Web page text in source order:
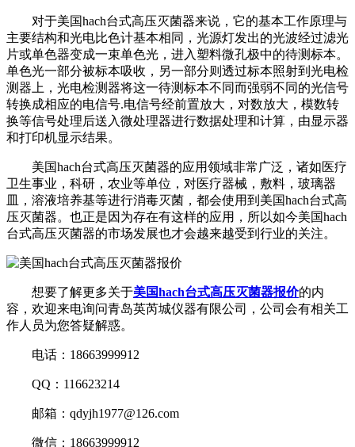
对于美国hach台式高压灭菌器来说，它的基本工作原理与
主要结构和光电比色计基本相同，光源灯发出的光波经过滤光
片或单色器变成一束单色光，进入塑料微孔极中的待测标本。
单色光一部分被标本吸收，另一部分则透过标本照射到光电检
测器上，光电检测器将这一待测标本不同而强弱不同的光信号
转换成相应的电信号.电信号经前置放大，对数放大，模数转
换等信号处理后送入微处理器进行数据处理和计算，由显示器
和打印机显示结果。
美国hach台式高压灭菌器的应用领域非常广泛，诸如医疗
卫生事业，科研，农业等单位，对医疗器械，敷料，玻璃器
皿，溶液培养基等进行消毒灭菌，都会使用到美国hach台式高
压灭菌器。也正是因为存在有这样的应用，所以如今美国hach
台式高压灭菌器的市场发展也才会越来越受到行业的关注。
想要了解更多关于美国hach台式高压灭菌器报价的内
容，欢迎来电询问青岛英芮城仪器有限公司，公司会有相关工
作人员为您答疑解惑。
电话：18663999912
QQ：116623214
邮箱：qdyjh1977@126.com
微信：18663999912